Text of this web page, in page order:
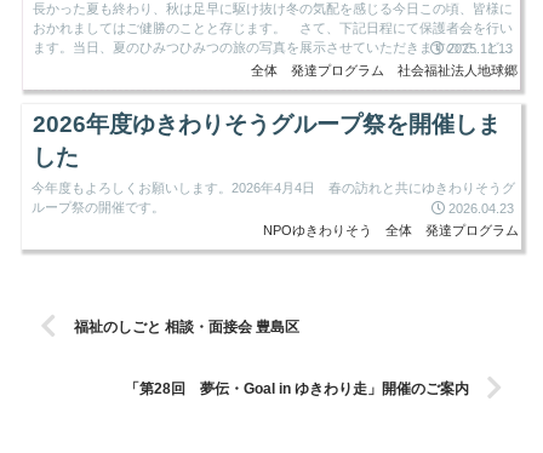
長かった夏も終わり、秋は足早に駆け抜け冬の気配を感じる今日この頃、皆様に
おかれましてはご健勝のことと存じます。 さて、下記日程にて保護者会を行い
ます。当日、夏のひみつひみつの旅の写真を展示させていただきますので、どう
2025.11.13
全体
発達プログラム 社会福祉法人地球郷
2026年度ゆきわりそうグループ祭を開催しま
した
今年度もよろしくお願いします。2026年4月4日 春の訪れと共にゆきわりそうグ
ループ祭の開催です。
2026.04.23
NPOゆきわりそう
全体 発達プログラム
福祉のしごと 相談・面接会 豊島区
「第28回 夢伝・Goal in ゆきわり走」開催のご案内